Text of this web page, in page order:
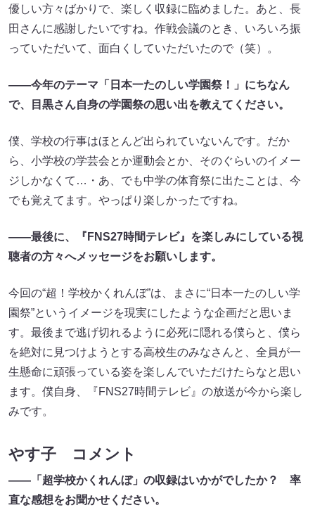
優しい方々ばかりで、楽しく収録に臨めました。あと、長
田さんに感謝したいですね。作戦会議のとき、いろいろ振
っていただいて、面白くしていただいたので（笑）。
――今年のテーマ「日本一たのしい学園祭！」にちなん
で、目黒さん自身の学園祭の思い出を教えてください。
僕、学校の行事はほとんど出られていないんです。だか
ら、小学校の学芸会とか運動会とか、そのぐらいのイメー
ジしかなくて…・あ、でも中学の体育祭に出たことは、今
でも覚えてます。やっぱり楽しかったですね。
――最後に、『FNS27時間テレビ』を楽しみにしている視
聴者の方々へメッセージをお願いします。
今回の“超！学校かくれんぼ”は、まさに“日本一たのしい学
園祭”というイメージを現実にしたような企画だと思いま
す。最後まで逃げ切れるように必死に隠れる僕らと、僕ら
を絶対に見つけようとする高校生のみなさんと、全員が一
生懸命に頑張っている姿を楽しんでいただけたらなと思い
ます。僕自身、『FNS27時間テレビ』の放送が今から楽し
みです。
やす子 コメント
――「超学校かくれんぼ」の収録はいかがでしたか？ 率
直な感想をお聞かせください。